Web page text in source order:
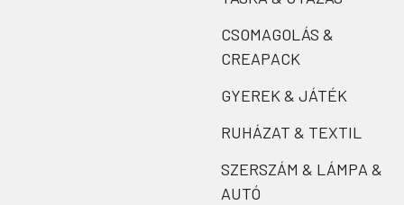
CSOMAGOLÁS &
CREAPACK
GYEREK & JÁTÉK
RUHÁZAT & TEXTIL
SZERSZÁM & LÁMPA &
AUTÓ